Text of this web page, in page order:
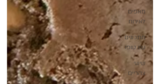
מאפים
לאירוח
מתכונים
עם טופו
שישי
צהריים